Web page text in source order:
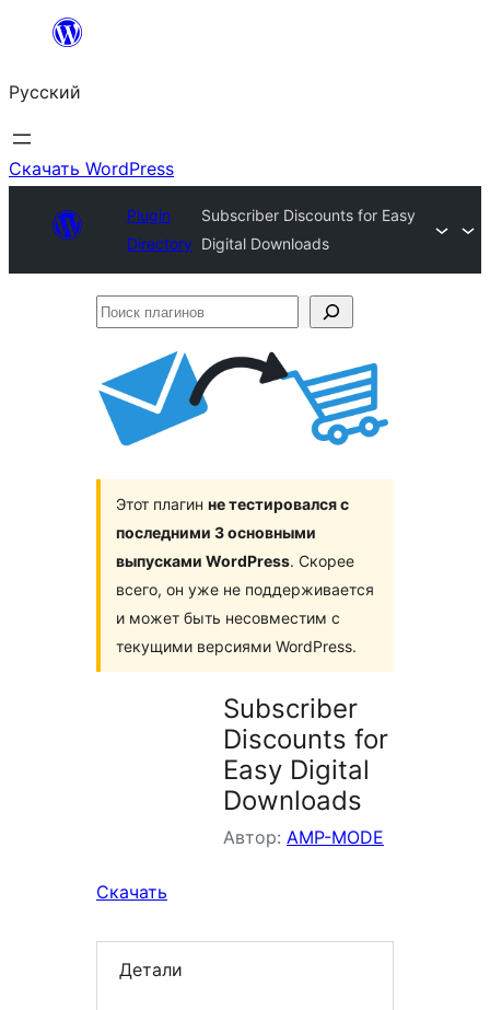
Перейти
содержимому
Русский
Скачать WordPress
Plugin
Directory
Subscriber Discounts for Easy
Digital Downloads
Поиск
Этот плагин не тестировался с
последними 3 основными
выпусками WordPress. Скорее
всего, он уже не поддерживается
и может быть несовместим с
текущими версиями WordPress.
Subscriber
Discounts for
Easy Digital
Downloads
Автор: AMP-MODE
Скачать
Детали